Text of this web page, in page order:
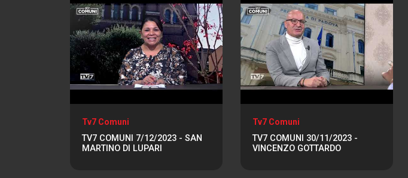
Tv7 Comuni
TV7 COMUNI 7/12/2023 - SAN
MARTINO DI LUPARI
Tv7 Comuni
TV7 COMUNI 30/11/2023 -
VINCENZO GOTTARDO